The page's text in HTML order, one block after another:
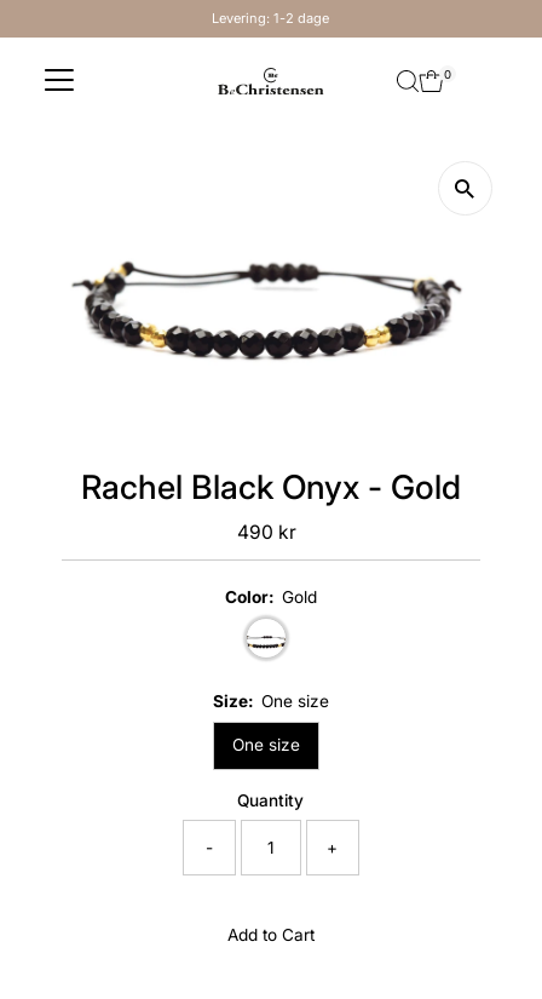
Levering: 1-2 dage
0
Rachel Black Onyx - Gold
Regular
Price
490 kr
Color: Gold
Size: One size
One size
Quantity
- +
Add to Cart